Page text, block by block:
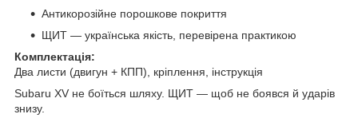
Антикорозійне порошкове покриття
ЩИТ — українська якість, перевірена практикою
Комплектація:
Два листи (двигун + КПП), кріплення, інструкція
Subaru XV не боїться шляху. ЩИТ — щоб не боявся й ударів
знизу.